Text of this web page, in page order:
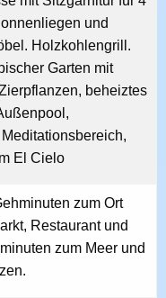
und
Holzkohlengrill.
Garten mit
beheiztes
El Cielo
zum Ort
Restaurant und
zum Meer und